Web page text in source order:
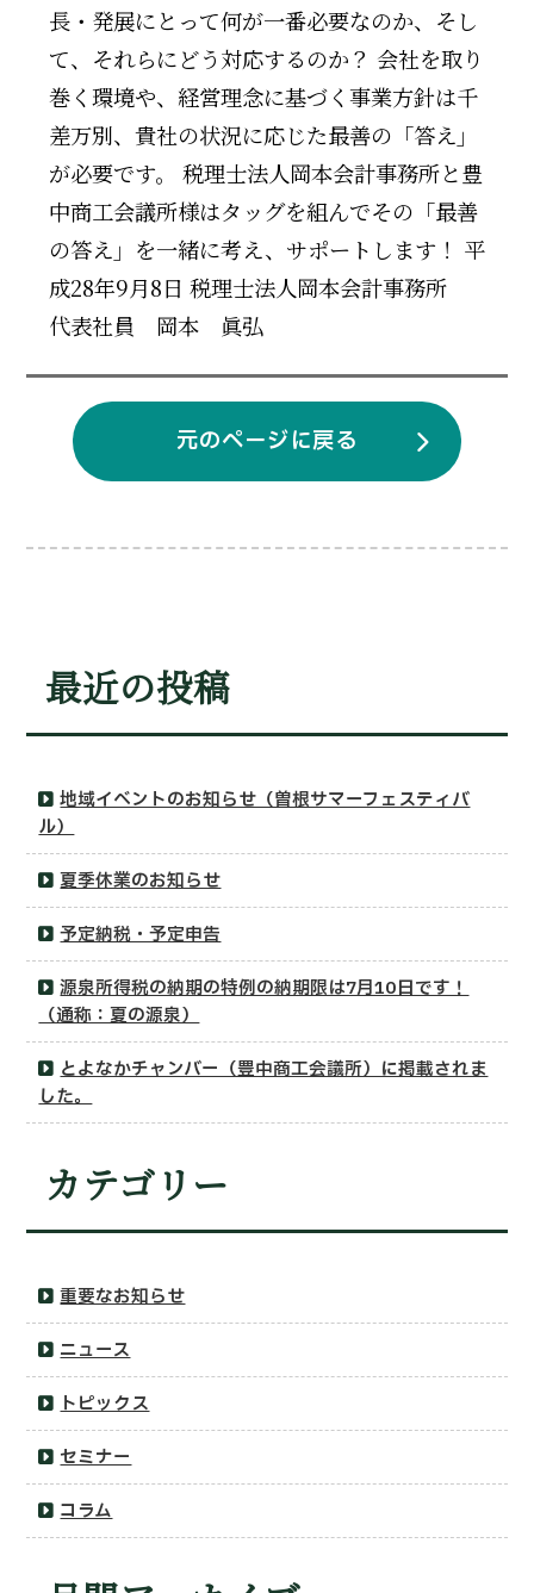
長・発展にとって何が一番必要なのか、そし
て、それらにどう対応するのか？ 会社を取り
巻く環境や、経営理念に基づく事業方針は千
差万別、貴社の状況に応じた最善の「答え」
が必要です。 税理士法人岡本会計事務所と豊
中商工会議所様はタッグを組んでその「最善
の答え」を一緒に考え、サポートします！ 平
成28年9月8日 税理士法人岡本会計事務所
代表社員 岡本 眞弘
元のページに戻る
最近の投稿
地域イベントのお知らせ（曽根サマーフェスティバ
ル）
夏季休業のお知らせ
予定納税・予定申告
源泉所得税の納期の特例の納期限は7月10日です！
（通称：夏の源泉）
とよなかチャンバー（豊中商工会議所）に掲載されま
した。
カテゴリー
重要なお知らせ
ニュース
トピックス
セミナー
コラム